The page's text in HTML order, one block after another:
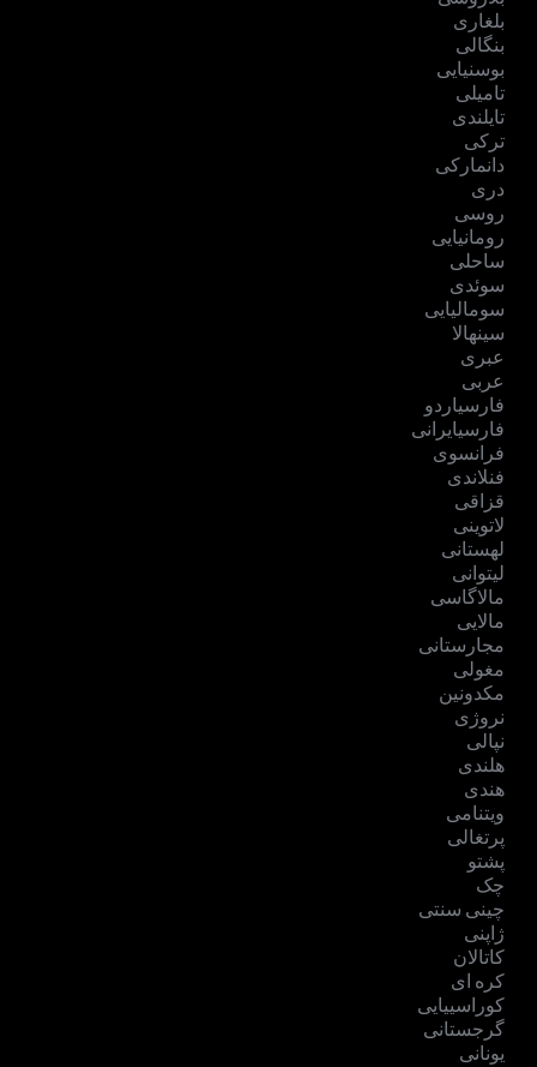
بلغاری
بنگالی
بوسنیایی
تامیلی
تایلندی
ترکی
دانمارکی
دری
روسی
رومانیایی
ساحلی
سوئدی
سومالیایی
سینهالا
عبری
عربی
فارسیاردو
فارسیایرانی
فرانسوی
فنلاندی
قزاقی
لاتوینی
لهستانی
لیتوانی
مالاگاسی
مالایی
مجارستانی
مغولی
مکدونین
نروژی
نپالی
هلندی
هندی
ویتنامی
پرتغالی
پشتو
چک
چینی سنتی
ژاپنی
کاتالان
کره ای
کوراسییایی
گرجستانی
یونانی